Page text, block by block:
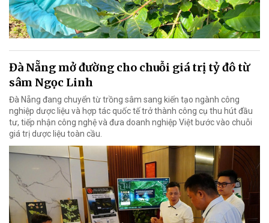
Đà Nẵng mở đường cho chuỗi giá trị tỷ đô từ
sâm Ngọc Linh
Đà Nẵng đang chuyển từ trồng sâm sang kiến tạo ngành công
nghiệp dược liệu và hợp tác quốc tế trở thành công cụ thu hút đầu
tư, tiếp nhận công nghệ và đưa doanh nghiệp Việt bước vào chuỗi
giá trị dược liệu toàn cầu.